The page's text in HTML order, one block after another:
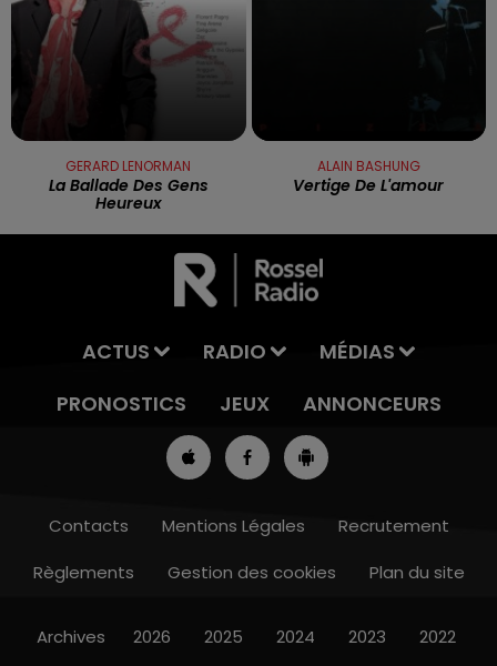
16h00 - 19h00
GERARD LENORMAN
La Ballade Des Gens
Heureux
ALAIN BASHUNG
Vertige De L'amour
ACTUS RADIO
MÉDIAS
PRONOSTICS
JEUX ANNONCEURS
Contacts Mentions Légales
Recrutement
Règlements
Gestion des cookies Plan du site
Archives 2026 2025 2024 2023 2022